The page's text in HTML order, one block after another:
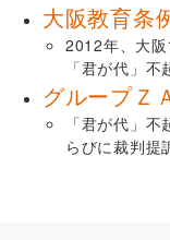
大阪教育条
2012年、大阪
「君が代」
グループＺ
「君が代」
らびに裁判提